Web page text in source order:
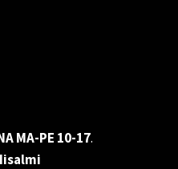
MA-PE 10-17.